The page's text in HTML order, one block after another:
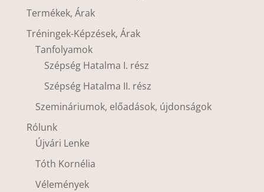
Termékek, Árak
Tréningek-Képzések, Árak
Tanfolyamok
Szépség Hatalma I. rész
Szépség Hatalma II. rész
Szemináriumok, előadások, újdonságok
Rólunk
Újvári Lenke
Tóth Kornélia
Vélemények